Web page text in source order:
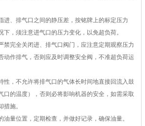
排气口之间的静压差，按铭牌上的标定压力
，须注意进气口的压力变化，以免超负荷。
全关闭进、排气口阀门，应注意定期观察压力
动作排气，否则应及时调整安全阀，不准超负荷运
不允许将排气口的气体长时间地直接回流入鼓
口的温度），否则必将影响机器的安全，如需采取
施。
位置，定期检查，并做好记录，确保油量。